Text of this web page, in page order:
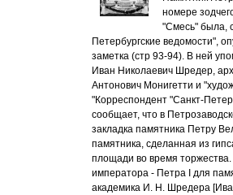
номере
"Смесь" была,
Петербургские ведомости",
заметка (стр 93-94). В ней
Иван Николаевич Шредер,
Антонович Монигетти и
"Корреспондент "Санкт-
сообщает, что в
закладка памятника Петру
памятника, сделанная из
площади во время
императора - Петра I для
академика И. Н. Шредера